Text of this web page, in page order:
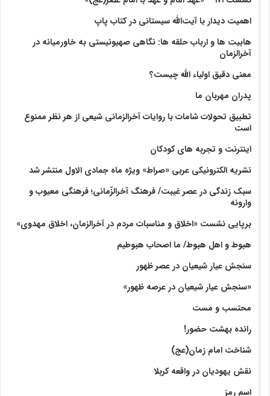
اهمیت دیدار با آیت‌الله سیستانی در کتاب پاپ
هابیت ها و ارباب حلقه ها: نگاهی صهیونیستی به خاورمیانه در
آخرالزمان
معنی دقیق اولیاء الله چیست؟
پدران مهربان ما
تطبیق تحولات شامات با روایات آخرالزمانی شیعی از هر نظر ممنوع
است
اینترنت و تجربه های کودکان
نشریه الکترونیکی عربی «صراط» ویژه ماه جمادی الاول منتشر شد
سبک زندگی در عصر غیبت/ فرهنگ آخرالزّمانی؛ فرهنگی معیوب و
وارونه
برپایی نشست «اخلاق و مناسبات مردم در آخرالزمان، اخلاق مهدوی»
هبوط و اهل هبوط/ ما اصحاب هبوطیم
سنجش عیار شیعیان در عصر ظهور
«سنجش عیار شیعیان در عرصه ظهور»
محتسب و مست
رانده بهشت‌ حضور!
شناخت امام زمان(عج)
نقش یهودیان در واقعه کربلا
اسم رمز